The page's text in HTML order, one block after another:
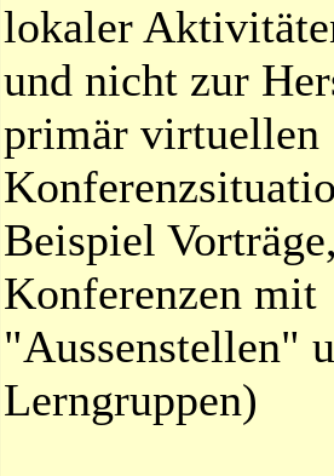
lokaler
und nicht zur
primär virtuellen
Beispiel
Konferenzen mit
"Aussenstellen"
Lerngruppen)